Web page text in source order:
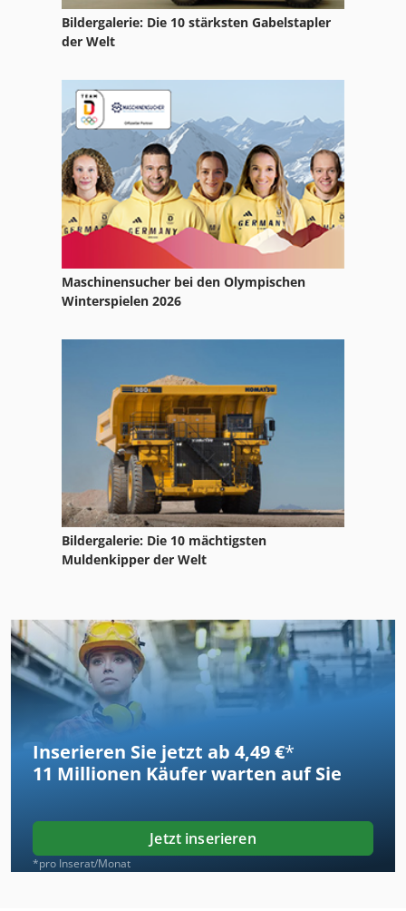
Bildergalerie: Die 10 stärksten Gabelstapler
der Welt
Maschinensucher bei den Olympischen
Winterspielen 2026
Bildergalerie: Die 10 mächtigsten
Muldenkipper der Welt
Inserieren Sie jetzt ab 4,49 €*
11 Millionen Käufer warten auf Sie
Jetzt inserieren
*pro Inserat/Monat